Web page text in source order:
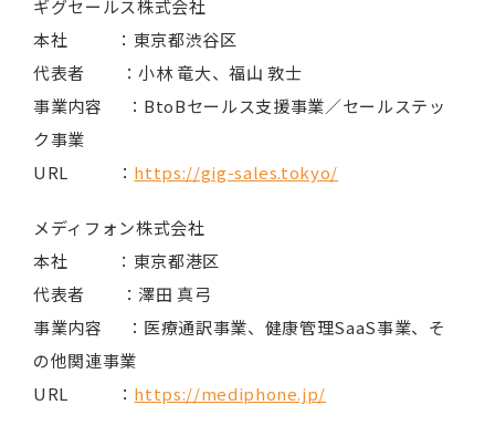
ギグセールス株式会社
本社 ：東京都渋谷区
代表者 ：小林 竜大、福山 敦士
事業内容 ：BtoBセールス支援事業／セールステッ
ク事業
URL ： https://gig-sales.tokyo/
メディフォン株式会社
本社 ：東京都港区
代表者 ：澤田 真弓
事業内容 ：医療通訳事業、健康管理SaaS事業、そ
の他関連事業
URL ： https://mediphone.jp/